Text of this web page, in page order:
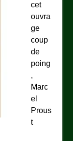
cet
ouvra
ge
coup
de
poing
,
Marc
el
Prous
t